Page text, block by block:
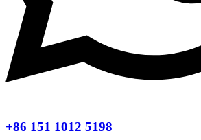
+86 151 1012 5198